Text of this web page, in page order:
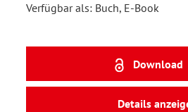
Verfügbar als: Buch, E-Book
Download
Details